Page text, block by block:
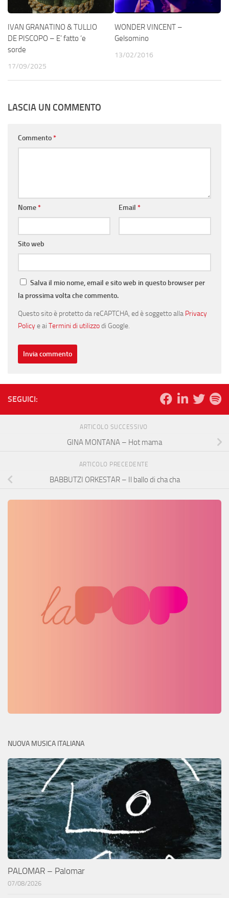
IVAN GRANATINO & TULLIO
DE PISCOPO – E’ fatto ‘e
sorde
17/09/2025
WONDER VINCENT –
Gelsomino
13/02/2016
LASCIA UN COMMENTO
Commento*
Nome* Email *
Sito web
Salva il mio nome, email e sito web in questo browser per
la prossima volta che commento.
Questo sito è protetto da reCAPTCHA, ed è soggetto alla Privacy
Policye ai Termini di utilizzodi Google.
SEGUICI:
ARTICOLO SUCCESSIVO
GINA MONTANA – Hot mama
ARTICOLO PRECEDENTE
BABBUTZI ORKESTAR – Il ballo di cha cha
NUOVA MUSICA ITALIANA
PALOMAR – Palomar
07/08/2026